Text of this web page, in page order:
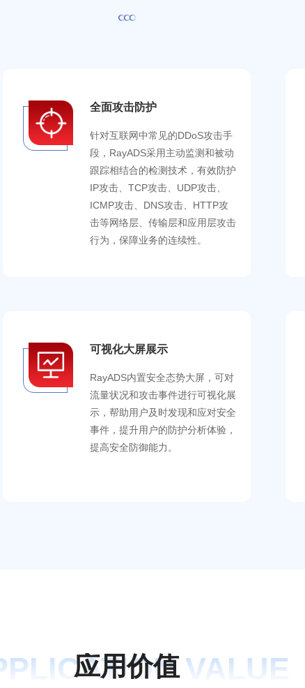
全面攻击防护
针对互联网中常见的DDoS攻击手
段，RayADS采用主动监测和被动
跟踪相结合的检测技术，有效防护
IP攻击、TCP攻击、UDP攻击、
ICMP攻击、DNS攻击、HTTP攻
击等网络层、传输层和应用层攻击
行为，保障业务的连续性。
可视化大屏展示
RayADS内置安全态势大屏，可对
流量状况和攻击事件进行可视化展
示，帮助用户及时发现和应对安全
事件，提升用户的防护分析体验，
提高安全防御能力。
VALUE
应用价值